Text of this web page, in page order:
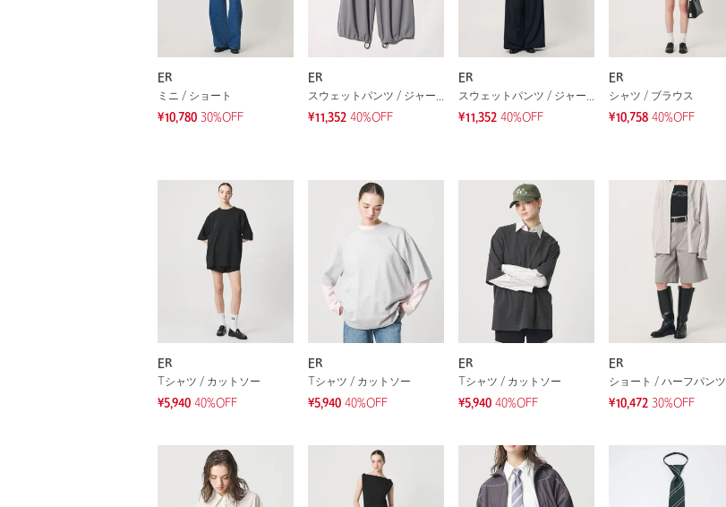
ER
ミニ / ショート
¥10,780 30%OFF
ER
スウェットパンツ / ジャージ
¥11,352 40%OFF
ER
スウェットパンツ / ジャージ
¥11,352 40%OFF
ER
シャツ / ブラウス
¥10,758 40%OFF
ER
Tシャツ / カットソー
¥5,940 40%OFF
ER
Tシャツ / カットソー
¥5,940 40%OFF
ER
Tシャツ / カットソー
¥5,940 40%OFF
ER
ショート / ハーフパンツ
¥10,472 30%OFF